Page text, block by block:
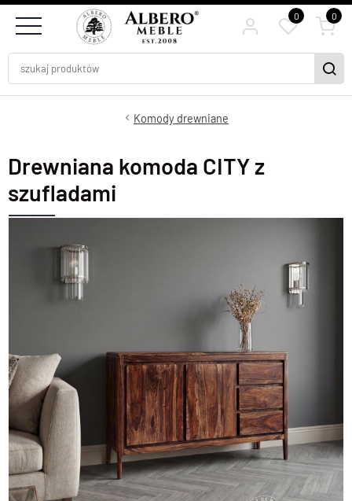
0 0
Komody drewniane
Drewniana komoda CITY z
szufladami